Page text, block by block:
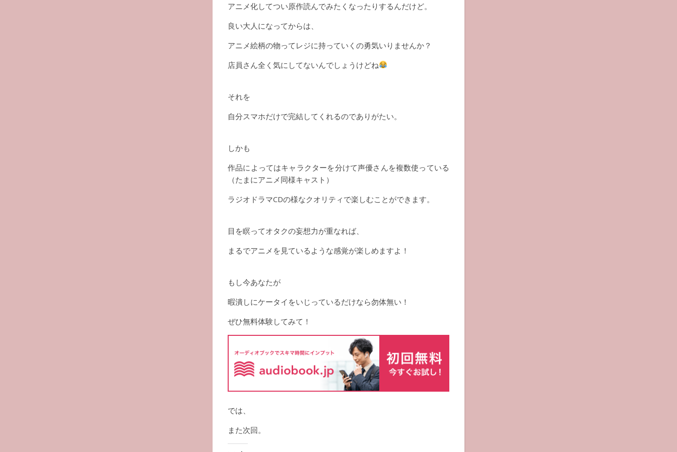
アニメ化してつい原作読んでみたくなったりするんだけど。
良い大人になってからは、
アニメ絵柄の物ってレジに持っていくの勇気いりませんか？
店員さん全く気にしてないんでしょうけどね
それを
自分スマホだけで完結してくれるのでありがたい。
しかも
作品によってはキャラクターを分けて声優さんを複数使っている
（たまにアニメ同様キャスト）
ラジオドラマCDの様なクオリティで楽しむことができます。
目を瞑ってオタクの妄想力が重なれば、
まるでアニメを見ているような感覚が楽しめますよ！
もし今あなたが
暇潰しにケータイをいじっているだけなら勿体無い！
ぜひ無料体験してみて！
では、
また次回。